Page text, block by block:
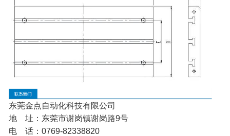
东莞金点自动化科技有限公司
地 址：东莞市谢岗镇谢岗路9号
电 话：0769-82338820